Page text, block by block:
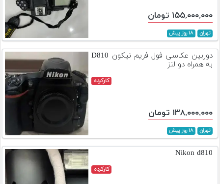
۱۵۵,۰۰۰,۰۰۰ تومان
تهران ۱۸ روز پیش
دوربین عکاسی فول فریم نیکون D810
به همراه دو لنز
کارکرده
۱۳۸,۰۰۰,۰۰۰ تومان
تهران ۱۸ روز پیش
Nikon d810
کارکرده